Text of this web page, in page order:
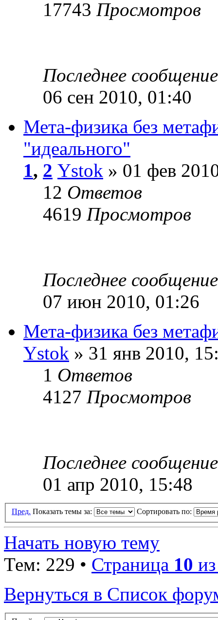
17743 Просмотров
Последнее
06 сен 2010, 01:40
Мета-физика без
"идеального"
1, 2 Ystok » 01 фев
12 Ответов
4619 Просмотров
Последнее
07 июн 2010, 01:26
Мета-физика без
Ystok » 31 янв 2010,
1 Ответов
4127 Просмотров
Последнее
01 апр 2010, 15:48
Пред. Показать темы за: Сортировать по:
Начать новую тему
Тем: 229 • Страница 10
Вернуться в Список